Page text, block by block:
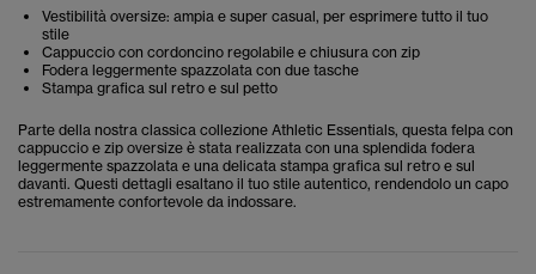
Vestibilità oversize: ampia e super casual, per esprimere tutto il tuo
stile
Cappuccio con cordoncino regolabile e chiusura con zip
Fodera leggermente spazzolata con due tasche
Stampa grafica sul retro e sul petto
Parte della nostra classica collezione Athletic Essentials, questa felpa con
cappuccio e zip oversize è stata realizzata con una splendida fodera
leggermente spazzolata e una delicata stampa grafica sul retro e sul
davanti. Questi dettagli esaltano il tuo stile autentico, rendendolo un capo
estremamente confortevole da indossare.